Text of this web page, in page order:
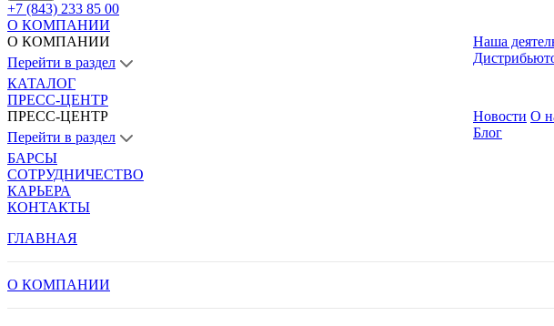
+7 (843) 233 85 00
О КОМПАНИИ
О КОМПАНИИ
Перейти в раздел
Наша
КАТАЛОГ
ПРЕСС-ЦЕНТР
ПРЕСС-ЦЕНТР
Перейти в раздел
Новости О
Блог
БАРСЫ
СОТРУДНИЧЕСТВО
КАРЬЕРА
КОНТАКТЫ
ГЛАВНАЯ
О КОМПАНИИ